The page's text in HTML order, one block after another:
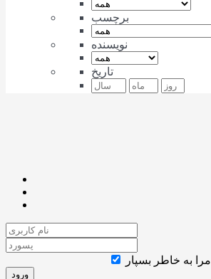
برچسب
نویسنده
تاریخ
مرا به خاطر بسپار